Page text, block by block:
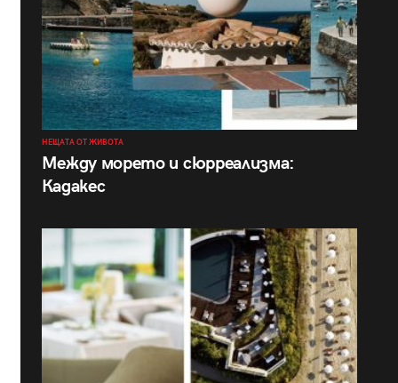
НЕЩАТА ОТ ЖИВОТА
Между морето и сюрреализма:
Кадакес